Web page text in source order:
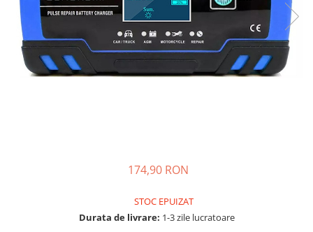
Acumulatori de stocare
Componente sisteme de balcon
174,90 RON
STOC EPUIZAT
Durata de livrare: 1-3 zile lucratoare